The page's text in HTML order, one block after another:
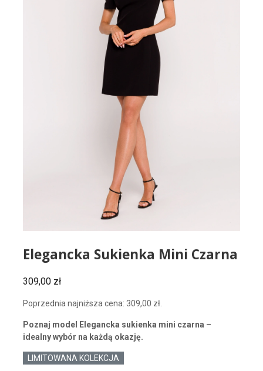
Elegancka Sukienka Mini Czarna
309,00 zł
Poprzednia najniższa cena: 309,00 zł.
Poznaj model Elegancka sukienka mini czarna –
idealny wybór na każdą okazję.
LIMITOWANA KOLEKCJA